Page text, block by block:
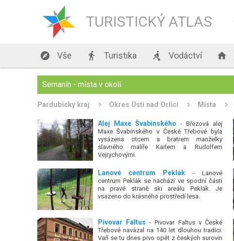
TURISTICKÝ ATLAS
 Vše  Turistika  Vodáctví 
Semanín - místa v okolí
Pardubický kraj Okres Ústí nad Orlicí Místa
Alej Maxe Švabinského - Březová alej
Maxe Švabinského v České Třebové byla
vysázena otcem a bratrem manželky
slavného malíře Karlem a Rudolfem
Vejrychovými.
Lanové centrum Peklák - Lanové
centrum Peklák se nachází ve spodní části
na pravé straně ski areálu Peklák. Je
vsazeno do krásného prostředí lesa.
Pivovar Faltus - Pivovar Faltus v České
Třebové navázal na 140 let dlouhou tradici.
Vaří se tu dnes pivo opět z českých surovin